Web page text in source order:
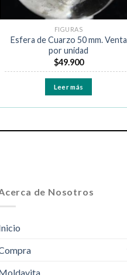
FIGURAS
Esfera de Cuarzo 50 mm. Venta
por unidad
$49.900
Leer más
de Nosotros